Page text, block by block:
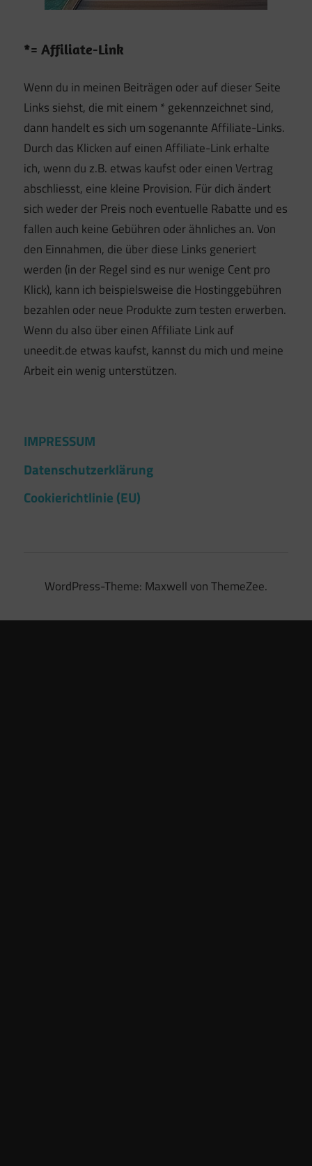
*= Affiliate-Link
Wenn du in meinen Beiträgen oder auf dieser Seite
Links siehst, die mit einem * gekennzeichnet sind,
dann handelt es sich um sogenannte Affiliate-Links.
Durch das Klicken auf einen Affiliate-Link erhalte
ich, wenn du z.B. etwas kaufst oder einen Vertrag
abschliesst, eine kleine Provision. Für dich ändert
sich weder der Preis noch eventuelle Rabatte und es
fallen auch keine Gebühren oder ähnliches an. Von
den Einnahmen, die über diese Links generiert
werden (in der Regel sind es nur wenige Cent pro
Klick), kann ich beispielsweise die Hostinggebühren
bezahlen oder neue Produkte zum testen erwerben.
Wenn du also über einen Affiliate Link auf
uneedit.de etwas kaufst, kannst du mich und meine
Arbeit ein wenig unterstützen.
IMPRESSUM
Datenschutzerklärung
Cookierichtlinie (EU)
WordPress-Theme: Maxwell von ThemeZee.